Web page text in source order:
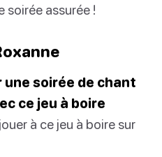
soirée assurée !
soirée de chant
ce jeu à boire
à ce jeu à boire sur